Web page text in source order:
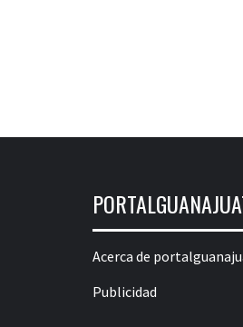
Acerca de
Publicidad